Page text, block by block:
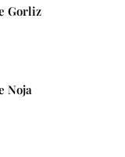
Gorliz
Noja